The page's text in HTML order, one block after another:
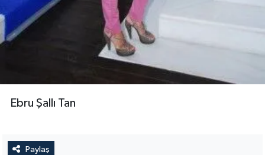
Ebru Şallı Tan
Paylaş